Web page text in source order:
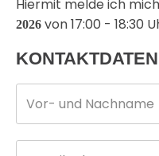
Hiermit melde ich
2026 von 17:00 - 18:30
KONTAKTDATEN